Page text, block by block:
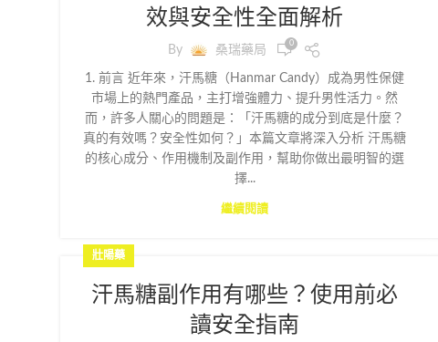
效與安全性全面解析
By 桑瑞藥局 0
1. 前言 近年來，汗馬糖（Hanmar Candy）成為男性保健
市場上的熱門產品，主打增強體力、提升男性活力。然
而，許多人關心的問題是：「汗馬糖的成分到底是什麼？
真的有效嗎？安全性如何？」本篇文章將深入分析 汗馬糖
的核心成分、作用機制及副作用，幫助你做出最明智的選
擇...
繼續閱讀
壯陽藥
汗馬糖副作用有哪些？使用前必
讀安全指南